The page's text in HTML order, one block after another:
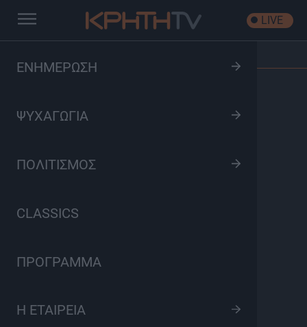
ΕΝΗΜΕΡΩΣΗ
ΨΥΧΑΓΩΓΙΑ
ΠΟΛΙΤΙΣΜΟΣ
CLASSICS
ΠΡΟΓΡΑΜΜΑ
Η ΕΤΑΙΡΕΙΑ
LIVE